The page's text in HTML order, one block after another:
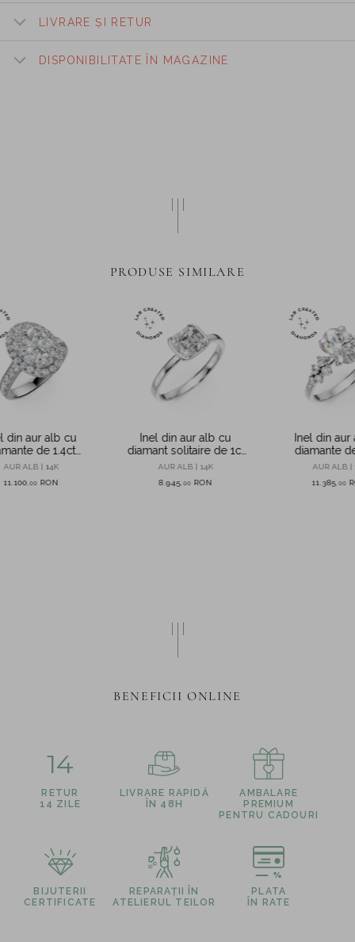
LIVRARE ȘI RETUR
DISPONIBILITATE ÎN MAGAZINE
PRODUSE SIMILARE
din aur alb cu
de 1.4ct
in laborator
AUR ALB | 14K
11.100 00 RON
Inel din aur alb cu
diamant solitaire de 1ct
creat in laborator
AUR ALB | 14K
8.945 00 RON
Inel din aur
diamante
create in
AUR ALB |
11.385 ,00
BENEFICII ONLINE
14
RETUR
14 ZILE
LIVRARE RAPIDĂ
ÎN 48H
AMBALARE
PREMIUM
PENTRU CADOURI
BIJUTERII
CERTIFICATE
REPARAȚII ÎN
ATELIERUL TEILOR
PLATA
ÎN RATE